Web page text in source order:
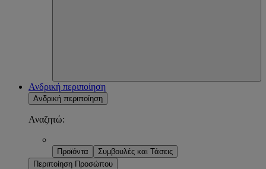
Ανδρική περιποίηση
Ανδρική περιποίηση
Αναζητώ:
Προϊόντα
Συμβουλές και Τάσεις
Περιποίηση Προσώπου